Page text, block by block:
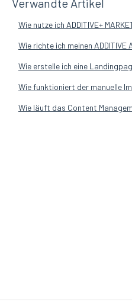
Verwandte Artikel
Wie nutze ich ADDITIVE+
Wie richte ich meinen ADDITIVE
Wie erstelle ich eine
Wie funktioniert der manuelle
Wie läuft das Content